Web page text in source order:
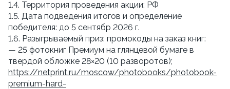
1.4. Территория проведения акции: РФ
1.5. Дата подведения итогов и определение
победителя: до 5 сентябр 2026 г.
1.6. Разыгрываемый приз: промокоды на заказ книг:
— 25 фотокниг Премиум на глянцевой бумаге в
твердой обложке 28×20 (10 разворотов);
https://netprint.ru/moscow/photobooks/photobook-
premium-hard-